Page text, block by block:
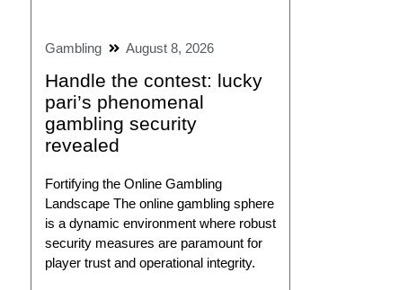
Gambling August 8, 2026
Handle the contest: lucky
pari’s phenomenal
gambling security
revealed
Fortifying the Online Gambling
Landscape The online gambling sphere
is a dynamic environment where robust
security measures are paramount for
player trust and operational integrity.